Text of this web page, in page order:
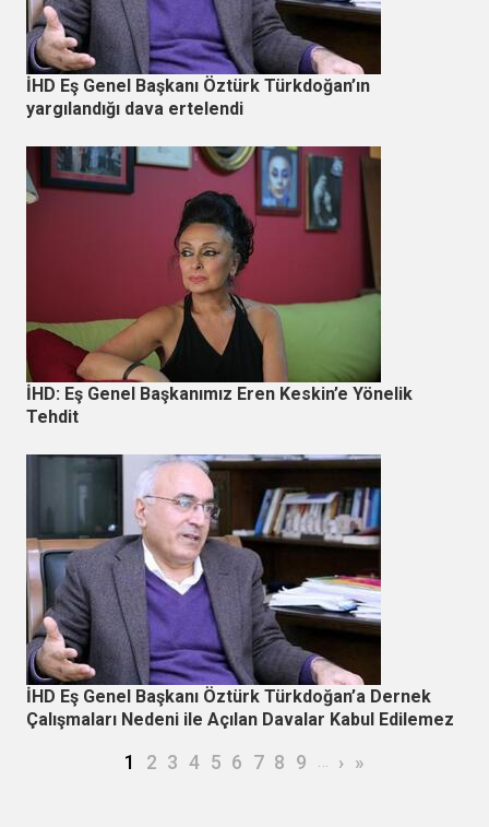
İHD Eş Genel Başkanı Öztürk Türkdoğan’ın
yargılandığı dava ertelendi
İHD: Eş Genel Başkanımız Eren Keskin’e Yönelik
Tehdit
İHD Eş Genel Başkanı Öztürk Türkdoğan’a Dernek
Çalışmaları Nedeni ile Açılan Davalar Kabul Edilemez
Şu an kullanılan sayfa
1 Page
2 Page
3 Page
4 Page
5 Page
6 Page
7 Page
8 Page
9 … Sonraki sayfa
› Son sayfa
»